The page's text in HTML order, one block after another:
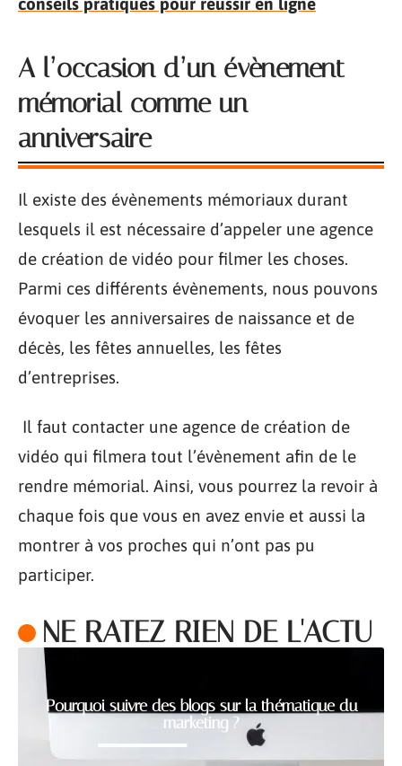
A l’occasion d’un évènement
mémorial comme un
anniversaire
Il existe des évènements mémoriaux durant
lesquels il est nécessaire d’appeler une agence
de création de vidéo pour filmer les choses.
Parmi ces différents évènements, nous pouvons
évoquer les anniversaires de naissance et de
décès, les fêtes annuelles, les fêtes
d’entreprises.
Il faut contacter une agence de création de
vidéo qui filmera tout l’évènement afin de le
rendre mémorial. Ainsi, vous pourrez la revoir à
chaque fois que vous en avez envie et aussi la
montrer à vos proches qui n’ont pas pu
participer.
NE RATEZ RIEN DE L'ACTU
Pourquoi suivre des blogs sur la thématique du
marketing ?